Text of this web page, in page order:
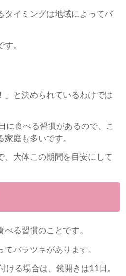
タイミングは地域によってバ
す。
」と決められているわけでは
に食べる習慣があるので、こ
庭も多いです。
、大体この期間を目安にして
る習慣のことです。
てバラツキがあります。
ける場合は、鏡開きは11日。